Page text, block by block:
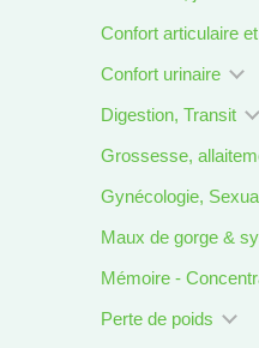
Confort articulaire
Confort urinaire
Digestion, Transit
Grossesse,
Gynécologie,
Maux de gorge &
Mémoire -
Perte de poids